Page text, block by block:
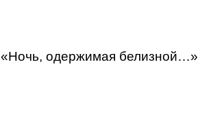
«Ночь, одержимая белизной…»